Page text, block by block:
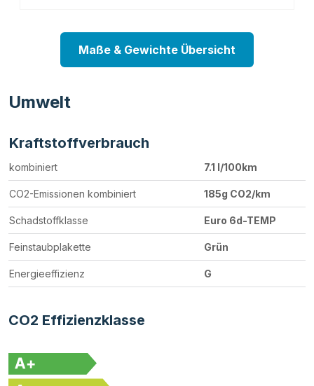
Maße & Gewichte Übersicht
Umwelt
Kraftstoffverbrauch
kombiniert 7.1 l/100km
CO2-Emissionen kombiniert 185g CO2/km
Schadstoffklasse Euro 6d-TEMP
Feinstaubplakette Grün
Energieeffizienz G
CO2 Effizienzklasse